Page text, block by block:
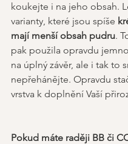
koukejte i na jeho obsah.
varianty, které jsou spíše
mají menší obsah pudru.
pak použila opravdu
na úplný závěr, ale i tak to
nepřehánějte. Opravdu
vrstva k doplnění Vaší
Pokud máte raději BB či